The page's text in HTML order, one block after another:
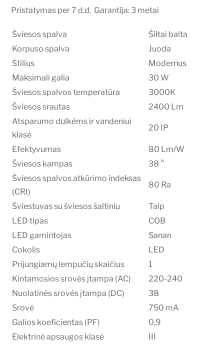
Pristatymas per 7 d.d. Garantija: 3 metai
Šviesos spalva
Šiltai balta
Korpuso spalva
Juoda
Stilius
Modernus
Maksimali galia
30 W
Šviesos spalvos temperatūra
3000K
Šviesos srautas
2400 Lm
Atsparumo dulkėms ir vandeniui
klasė
20 IP
Efektyvumas
80 Lm/W
Šviesos kampas
38 °
Šviesos spalvos atkūrimo indeksas
(CRI)
80 Ra
Šviestuvas su šviesos šaltiniu
Taip
LED tipas
COB
LED gamintojas
Sanan
Cokolis
LED
Prijungiamų lempučių skaičius
1
Kintamosios srovės įtampa (AC)
220-240
Nuolatinės srovės įtampa (DC)
38
Srovė
750 mA
Galios koeficientas (PF)
0,9
Elektrinė apsaugos klasė